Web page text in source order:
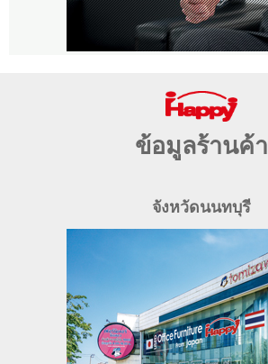
ข้อมูลร้านค้า
จังหวัดนนทบุรี